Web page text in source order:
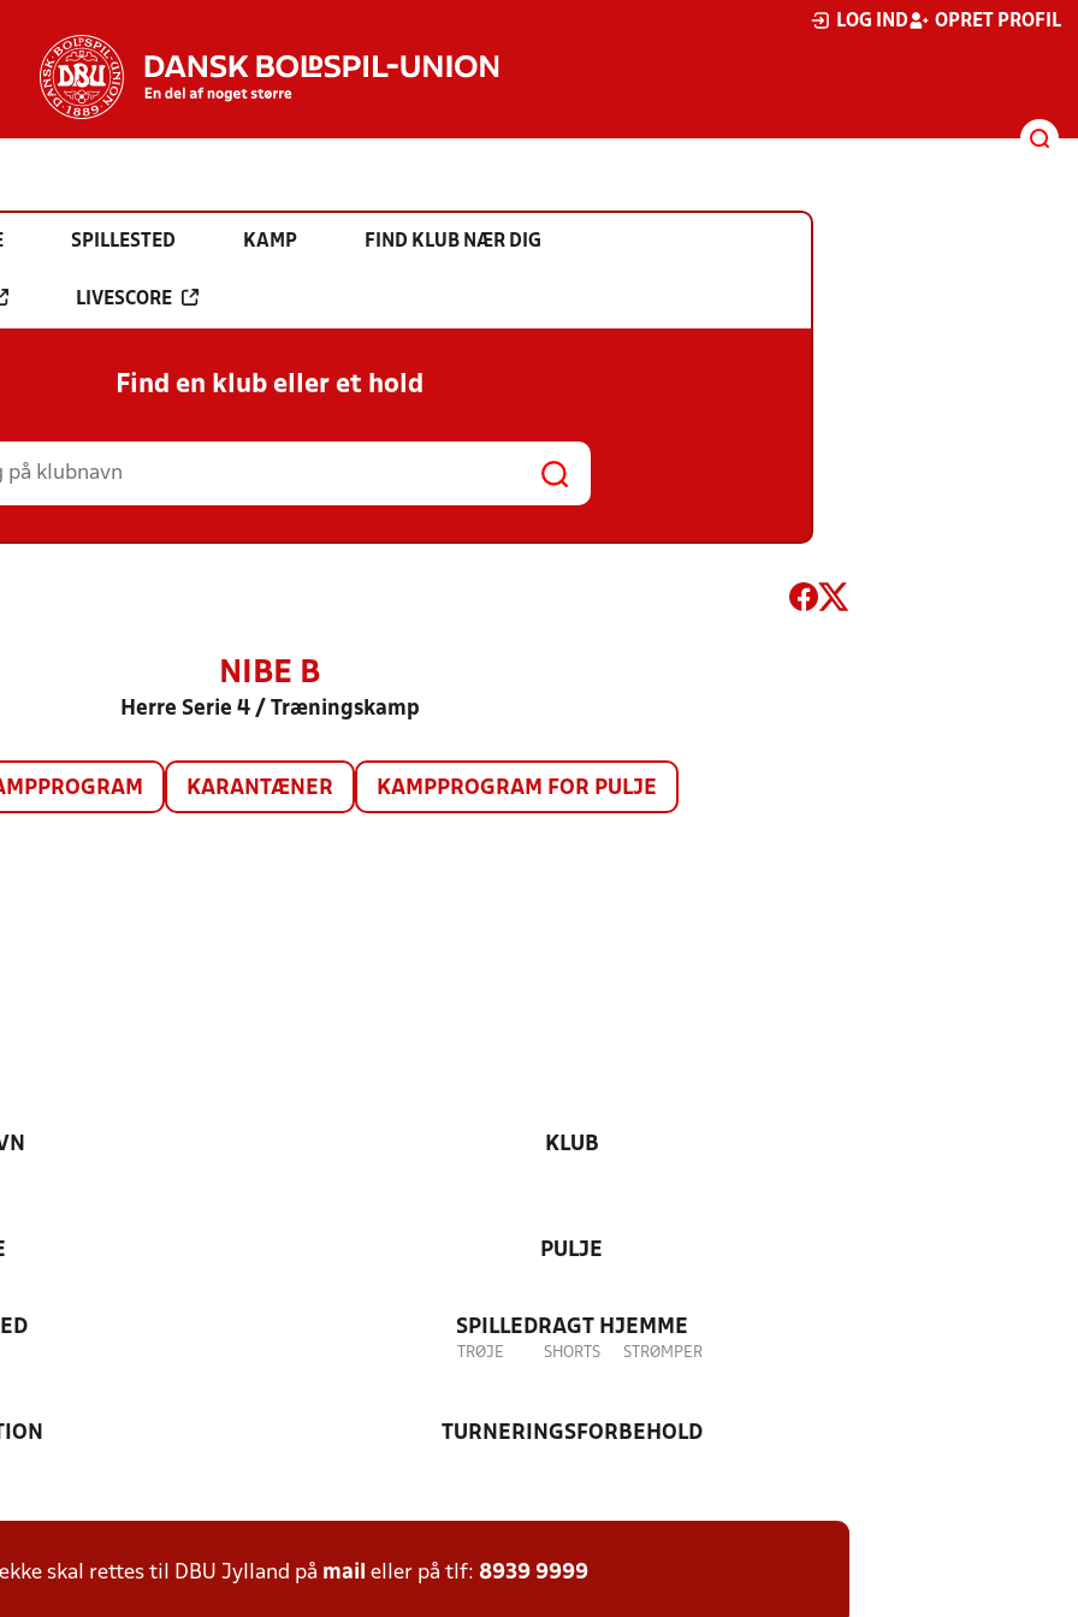
LOG IND OPRET PROFIL
SPILLESTED KAMP FIND KLUB NÆR DIG
LIVESCORE
Find en klub eller et hold
NIBE B
Herre Serie 4 / Træningskamp
KARANTÆNER KAMPPROGRAM FOR PULJE
KLUB
PULJE
SPILLEDRAGT HJEMME
TRØJE SHORTS STRØMPER
TURNERINGSFORBEHOLD
skal rettes til DBU Jylland på mail eller på tlf: 8939 9999